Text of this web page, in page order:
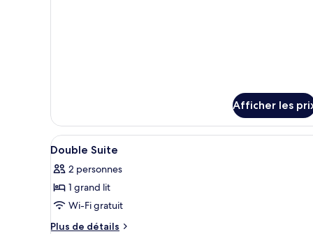
Afficher les
Afficher
toutes
les
photos
pour
ce
Bureau, rideaux
8
Double Suite
2 personnes
1 grand lit
Wi-Fi gratuit
Plus de détails
Plus